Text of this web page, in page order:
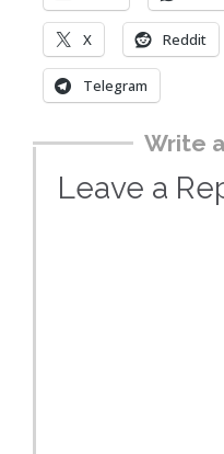
X Reddit
Telegram
Write
Leave a